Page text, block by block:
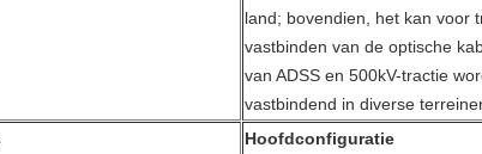
land; bovendien, het kan voor
vastbinden van de optische
van ADSS en 500kV-tractie
vastbindend in diverse
Hoofdconfiguratie